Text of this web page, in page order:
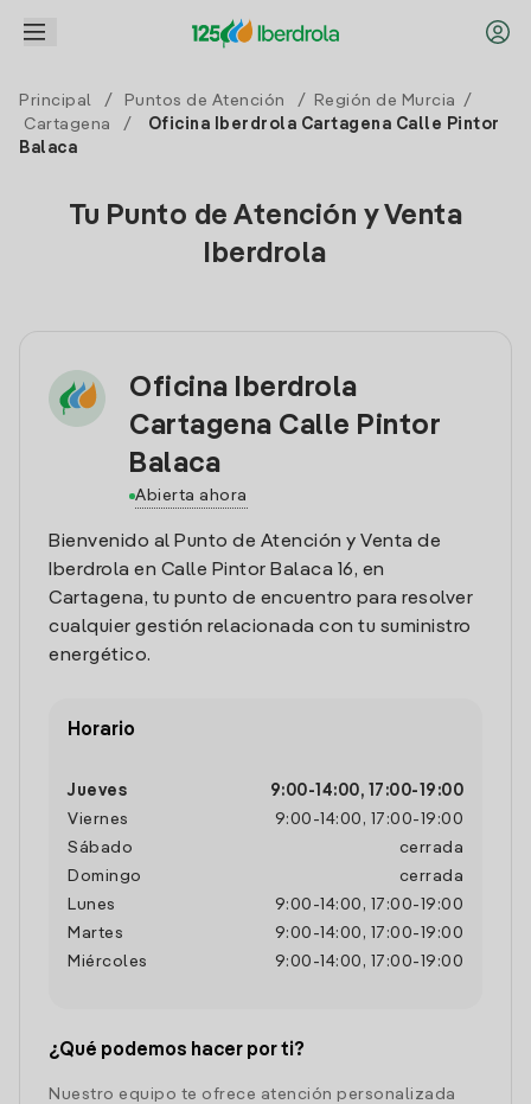
Principal / Puntos de Atención / Región de Murcia
/
Cartagena
/
Oficina Iberdrola Cartagena Calle Pintor
Balaca
Tu Punto de Atención y Venta
Iberdrola
Oficina Iberdrola
Cartagena Calle Pintor
Balaca
Abierta ahora
Bienvenido al Punto de Atención y Venta de
Iberdrola en Calle Pintor Balaca 16, en
Cartagena, tu punto de encuentro para resolver
cualquier gestión relacionada con tu suministro
energético.
Horario
Jueves 9:00- 14:00, 17:00- 19:00
Viernes
9:00 - 14:00 , 17:00- 19:00
Sábado
cerrada
Domingo
cerrada
Lunes
9:00 - 14:00 , 17:00- 19:00
Martes
9:00 - 14:00 , 17:00- 19:00
Miércoles
9:00 - 14:00 , 17:00- 19:00
¿Qué podemos hacer por ti?
Nuestro equipo te ofrece atención personalizada